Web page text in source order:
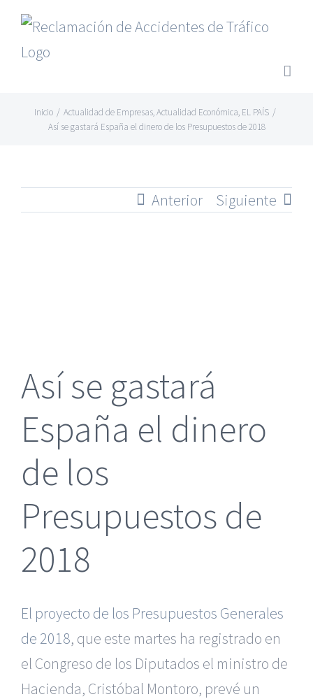
Saltar
contenido
Inicio / Actualidad de Empresas,Actualidad Económica, EL PAÍS /
Así se gastará España el dinero de los Presupuestos de 2018
Anterior Siguiente
Así se gastará
España el dinero
de los
Presupuestos de
2018
El proyecto de los Presupuestos Generales
de 2018, que este martes ha registrado en
el Congreso de los Diputados el ministro de
Hacienda, Cristóbal Montoro, prevé un